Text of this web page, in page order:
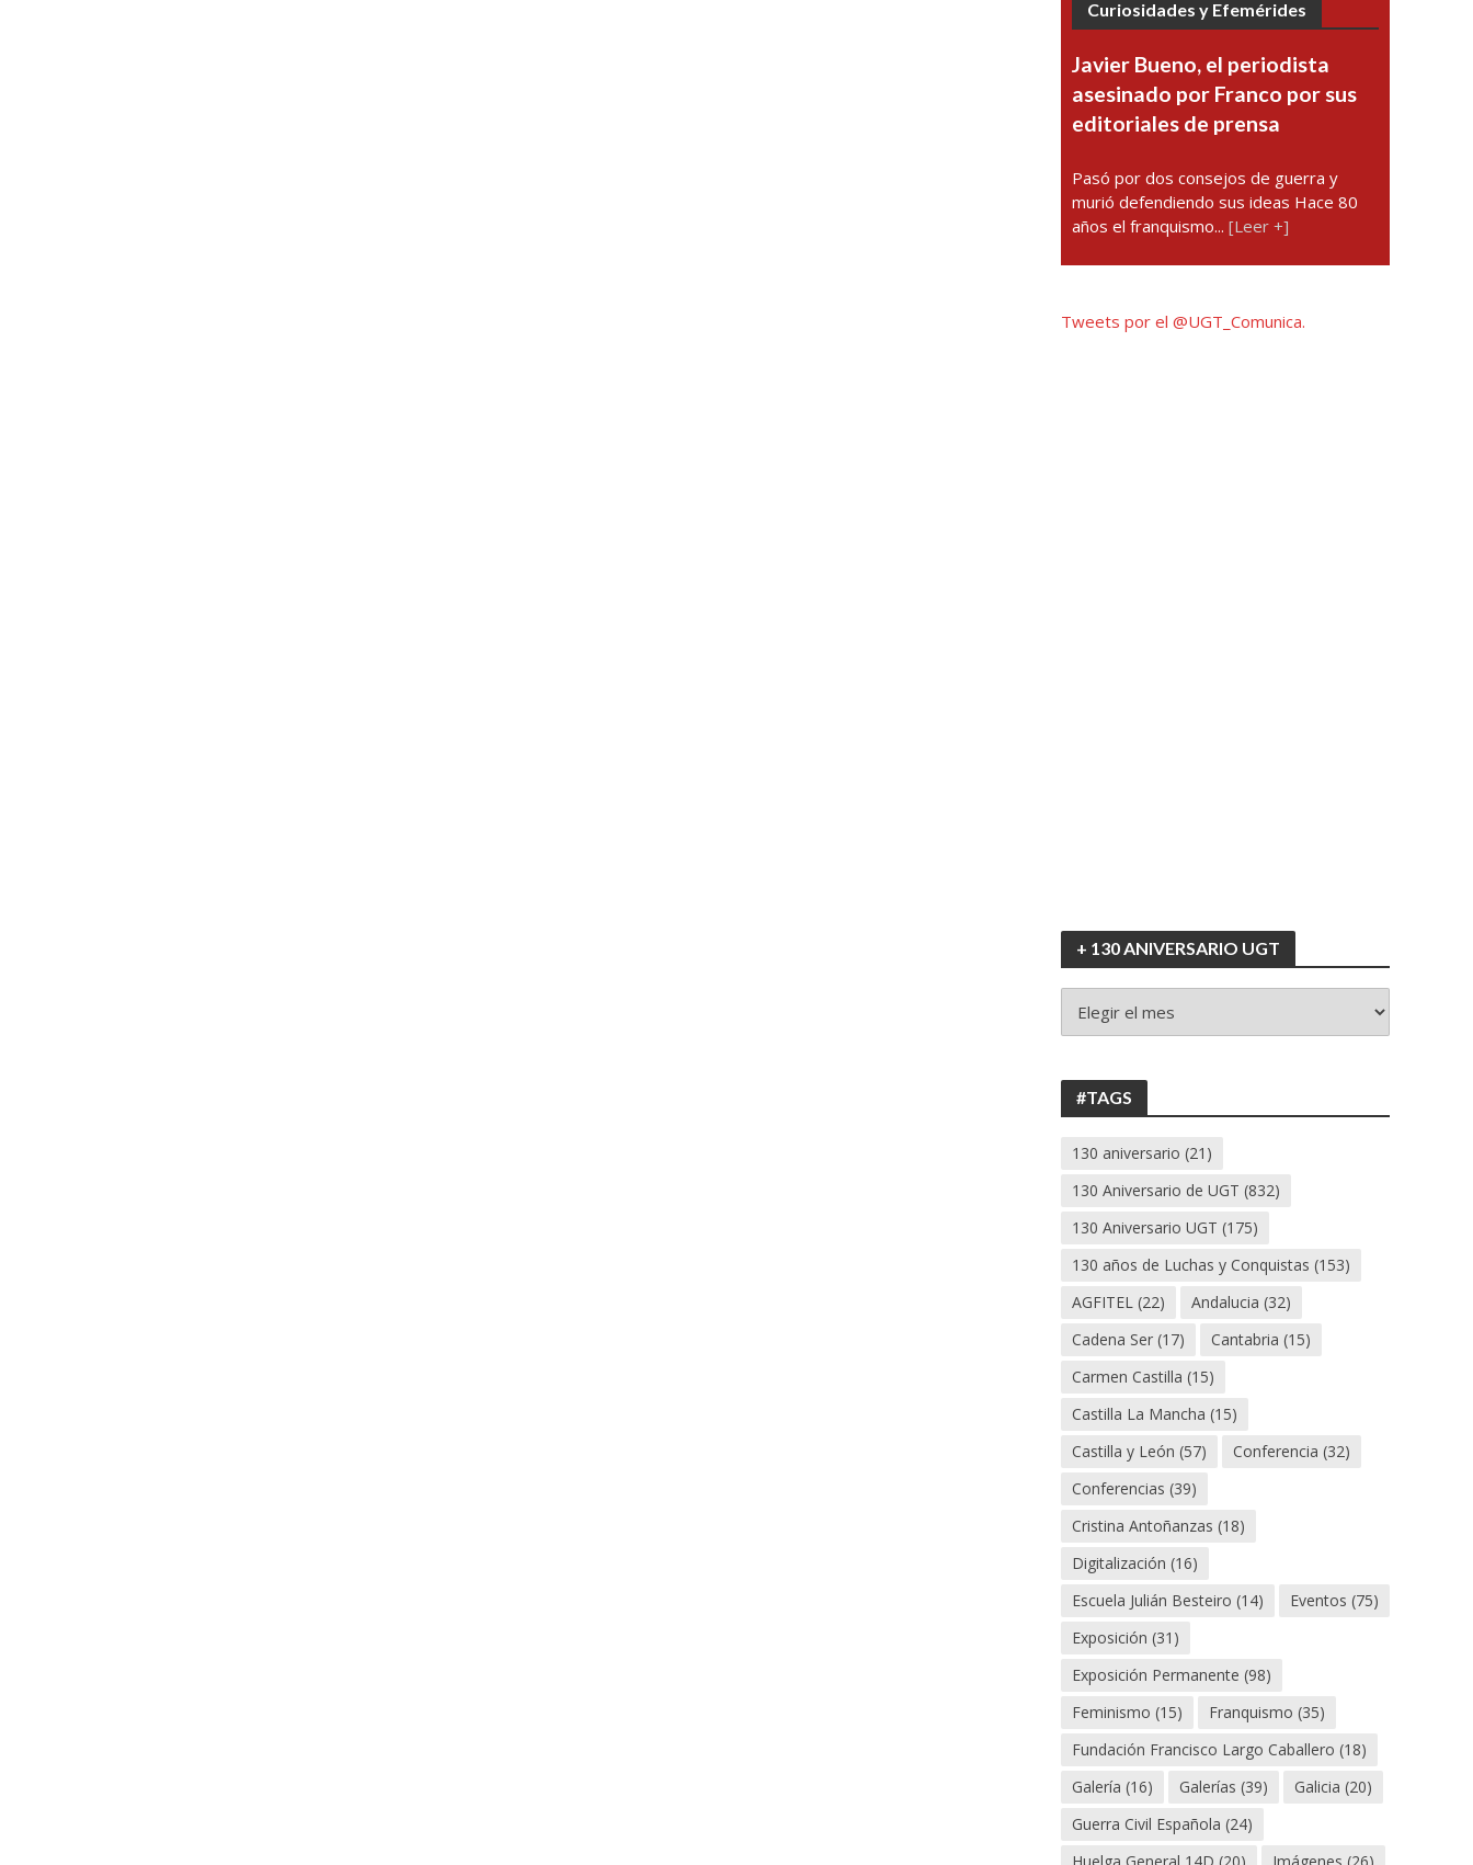
Curiosidades y Efemérides
Javier Bueno, el periodista
asesinado por Franco por sus
editoriales de prensa
Pasó por dos consejos de guerra y
murió defendiendo sus ideas Hace 80
años el franquismo...[Leer +]
Tweets por el @UGT_Comunica.
+ 130 ANIVERSARIO UGT
130
#TAGS
130 aniversario (21)
130 Aniversario de UGT (832)
130 Aniversario UGT (175)
130 años de Luchas y Conquistas (153)
AGFITEL (22) Andalucia (32)
Cadena Ser (17) Cantabria (15)
Carmen Castilla (15)
Castilla La Mancha (15)
Castilla y León (57) Conferencia (32)
Conferencias (39)
Cristina Antoñanzas (18)
Digitalización (16)
Escuela Julián Besteiro (14) Eventos (75)
Exposición (31)
Exposición Permanente (98)
Feminismo (15) Franquismo (35)
Fundación Francisco Largo Caballero (18)
Galería (16) Galerías (39) Galicia (20)
Guerra Civil Española (24)